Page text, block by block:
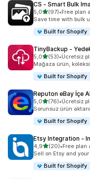
CS ‑ Smart Bulk
5,05 yıldız üzerinden
(97)
toplam 97•Free plan
Save time with bulk
Built for Shopify
TinyBackup ‑
5,05 yıldız üzerinden
(53)
toplam 53•Ücretsiz
Mağaza ürün,
Built for Shopify
Reputon eBay İçe
5,05 yıldız üzerinden
(76)
toplam 76•Ücretsiz
Sorunsuz ürün
Built for Shopify
Etsy Integration ‑
4,95 yıldız üzerinden
(20)
toplam 20•Free plan
Sell on Etsy and
Built for Shopify